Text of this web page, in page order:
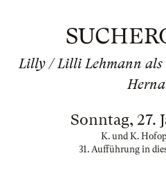
Lilly / Lilli Lehmann
Sonntag, 27.
K. und K.
31. Aufführung in